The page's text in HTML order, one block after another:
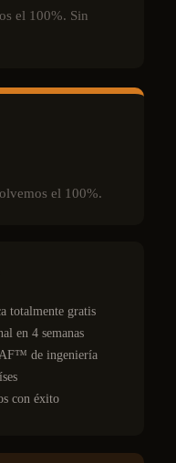
el 100%. Sin
el 100%.
totalmente gratis
en 4 semanas
de ingeniería
con éxito